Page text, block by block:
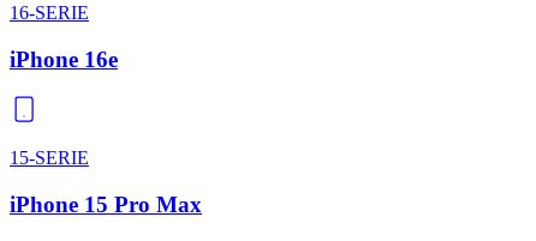
16-SERIE
iPhone 16e
15-SERIE
iPhone 15 Pro Max